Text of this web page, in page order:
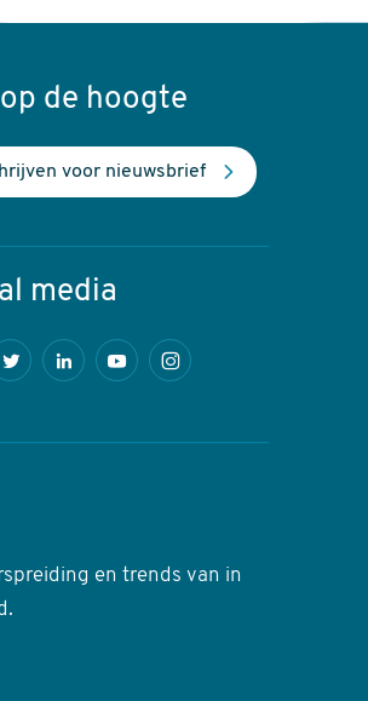
de hoogte
voor nieuwsbrief
media
en trends van in